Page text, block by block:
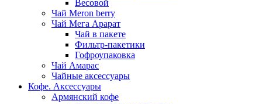
Весовой
Чай Meron berry
Чай Мега Арарат
Чай в пакете
Фильтр-пакетики
Гофроупаковка
Чай Амарас
Чайные аксессуары
Кофе. Аксессуары
Армянский кофе